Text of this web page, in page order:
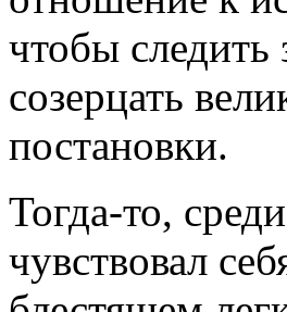
чтобы
созерцать
постановки.
Тогда-то,
чувствовал